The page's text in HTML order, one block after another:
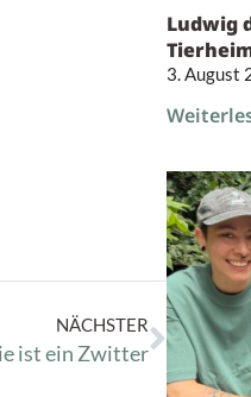
NÄCHSTER
ist ein Zwitter
Ludwig
3. August